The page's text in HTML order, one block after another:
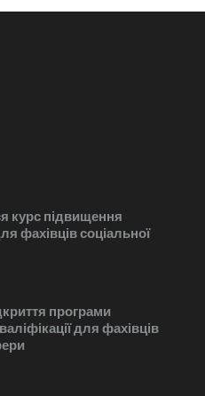
курс підвищення
фахівців соціальної
програми
для фахівців